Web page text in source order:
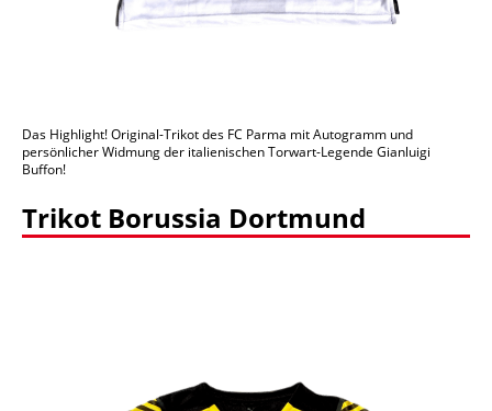
Das Highlight! Original-Trikot des FC Parma mit Autogramm und
persönlicher Widmung der italienischen Torwart-Legende Gianluigi
Buffon!
Trikot Borussia Dortmund